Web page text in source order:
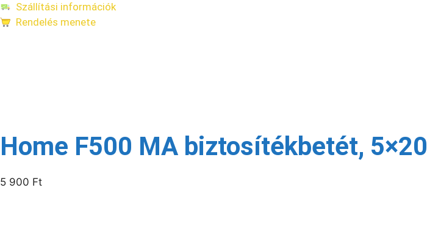
Szállítási információk
Rendelés menete
Home F500 MA biztosítékbetét,
5 900 Ft